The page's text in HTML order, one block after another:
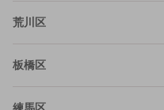
荒川区
板橋区